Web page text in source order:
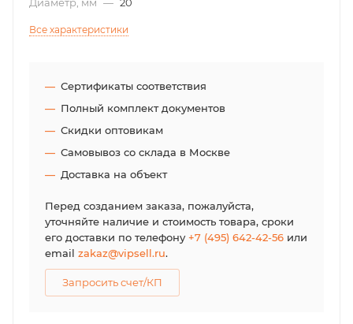
Все характеристики
Сертификаты соответствия
Полный комплект документов
Скидки оптовикам
Самовывоз со склада в Москве
Доставка на объект
Перед созданием заказа, пожалуйста,
уточняйте наличие и стоимость товара, сроки
его доставки по телефону+7 (495) 642-42-56 или
email zakaz@vipsell.ru.
Запросить счет/КП